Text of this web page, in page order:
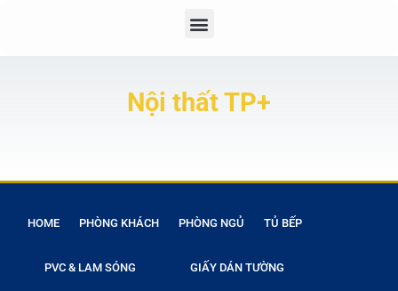
Nội thất TP+
HOME PHÒNG KHÁCH PHÒNG NGỦ TỦ BẾP
PVC & LAM SÓNG GIẤY DÁN TƯỜNG